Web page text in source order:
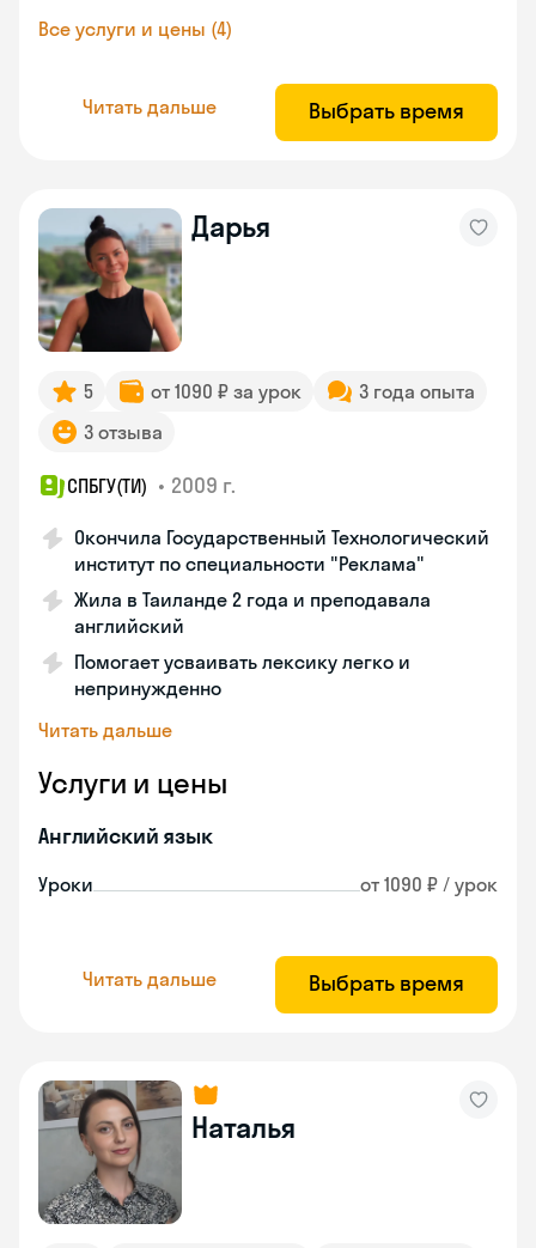
Все услуги и цены (4)
Читать дальше Выбрать время
Дарья
5 от 1090 ₽ за урок
3 года опыта
3 отзыва
СПБГУ(ТИ) • 2009 г.
Окончила Государственный Технологический
институт по специальности "Реклама"
Жила в Таиланде 2 года и преподавала
английский
Помогает усваивать лексику легко и
непринужденно
Читать дальше
Услуги и цены
Английский язык
Уроки от 1090 ₽ / урок
Читать дальше Выбрать время
Наталья